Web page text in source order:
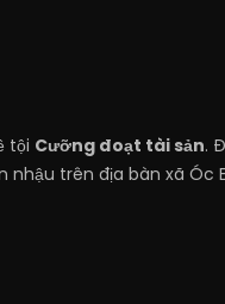
tội Cưỡng đoạt tài sản.
trên địa bàn xã Óc